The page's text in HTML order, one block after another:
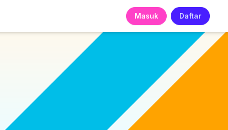
Masuk Daftar